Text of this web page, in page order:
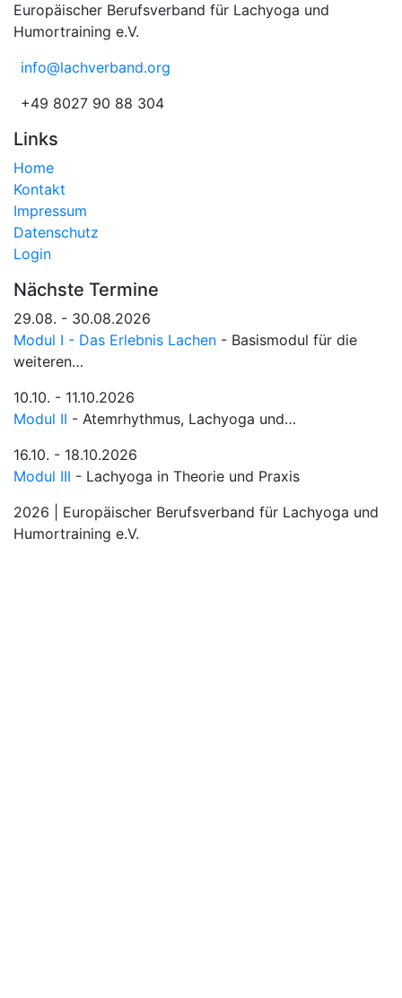
Europäischer Berufsverband für Lachyoga und
Humortraining e.V.
info@lachverband.org
+49 8027 90 88 304
Links
Home
Kontakt
Impressum
Datenschutz
Login
Nächste Termine
29.08. - 30.08.2026
Modul I - Das Erlebnis Lachen - Basismodul für die
weiteren…
10.10. - 11.10.2026
Modul II - Atemrhythmus, Lachyoga und…
16.10. - 18.10.2026
Modul III - Lachyoga in Theorie und Praxis
2026 | Europäischer Berufsverband für Lachyoga und
Humortraining e.V.